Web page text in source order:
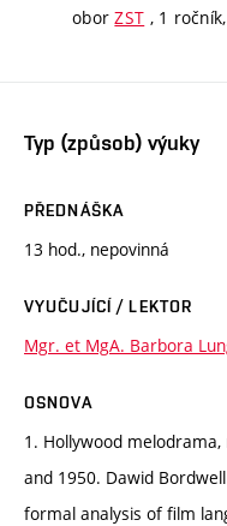
oborZST , 1
Typ (způsob) výuky
PŘEDNÁŠKA
13 hod., nepovinná
VYUČUJÍCÍ / LEKTOR
Mgr. et MgA. Barbora
OSNOVA
1. Hollywood
and 1950. Dawid
formal analysis of film